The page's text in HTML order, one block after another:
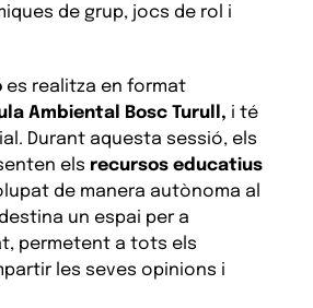
de grup, jocs de rol i
es realitza en format
Ambiental Bosc Turull, i té
Durant aquesta sessió, els
els recursos educatius
de manera autònoma al
destina un espai per a
permetent a tots els
les seves opinions i